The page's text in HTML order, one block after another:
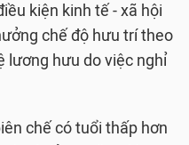
kiện kinh tế - xã hội
chế độ hưu trí theo
lương hưu do việc nghỉ
chế có tuổi thấp hơn